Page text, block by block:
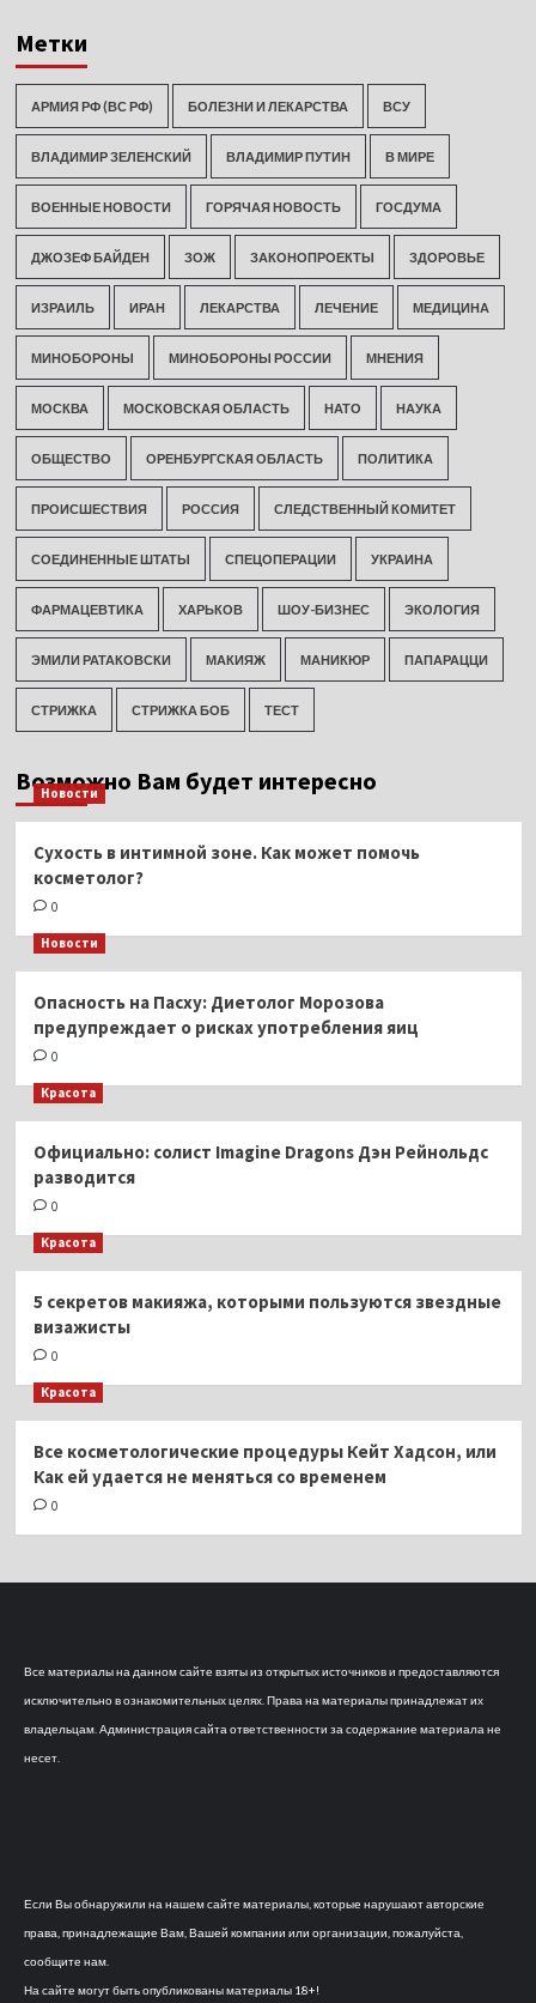
Метки
АРМИЯ РФ (ВС РФ) БОЛЕЗНИ И ЛЕКАРСТВА ВСУ
ВЛАДИМИР ЗЕЛЕНСКИЙ ВЛАДИМИР ПУТИН В МИРЕ
ВОЕННЫЕ НОВОСТИ ГОРЯЧАЯ НОВОСТЬ ГОСДУМА
ДЖОЗЕФ БАЙДЕН ЗОЖ ЗАКОНОПРОЕКТЫ ЗДОРОВЬЕ
ИЗРАИЛЬ ИРАН ЛЕКАРСТВА ЛЕЧЕНИЕ МЕДИЦИНА
МИНОБОРОНЫ МИНОБОРОНЫ РОССИИ МНЕНИЯ
МОСКВА МОСКОВСКАЯ ОБЛАСТЬ НАТО НАУКА
ОБЩЕСТВО ОРЕНБУРГСКАЯ ОБЛАСТЬ ПОЛИТИКА
ПРОИСШЕСТВИЯ РОССИЯ СЛЕДСТВЕННЫЙ КОМИТЕТ
СОЕДИНЕННЫЕ ШТАТЫ СПЕЦОПЕРАЦИИ УКРАИНА
ФАРМАЦЕВТИКА ХАРЬКОВ ШОУ-БИЗНЕС ЭКОЛОГИЯ
ЭМИЛИ РАТАКОВСКИ МАКИЯЖ МАНИКЮР ПАПАРАЦЦИ
СТРИЖКА СТРИЖКА БОБ ТЕСТ
Возможно Вам будет интересно
Новости
Сухость в интимной зоне. Как может помочь
косметолог?
0
Новости
Опасность на Пасху: Диетолог Морозова
предупреждает о рисках употребления яиц
0
Красота
Официально: солист Imagine Dragons Дэн Рейнольдс
разводится
0
Красота
5 секретов макияжа, которыми пользуются звездные
визажисты
0
Красота
Все косметологические процедуры Кейт Хадсон, или
Как ей удается не меняться со временем
0
Все материалы на данном сайте взяты из открытых источников и предоставляются
исключительно в ознакомительных целях. Права на материалы принадлежат их
владельцам. Администрация сайта ответственности за содержание материала не
несет.
Если Вы обнаружили на нашем сайте материалы, которые нарушают авторские
права, принадлежащие Вам, Вашей компании или организации, пожалуйста,
сообщите нам.
На сайте могут быть опубликованы материалы 18+!